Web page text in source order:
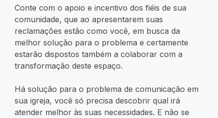
Conte com o apoio e incentivo dos fiéis de sua
comunidade, que ao apresentarem suas
reclamações estão como você, em busca da
melhor solução para o problema e certamente
estarão dispostos também a colaborar com a
transformação deste espaço.
Há solução para o problema de comunicação em
sua igreja, você só precisa descobrir qual irá
atender melhor às suas necessidades. E não se